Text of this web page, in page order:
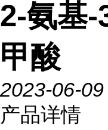
2-氨基-
甲酸
2023-06-09
产品详情